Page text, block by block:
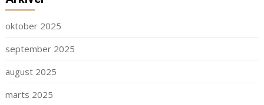
oktober 2025
september 2025
august 2025
marts 2025